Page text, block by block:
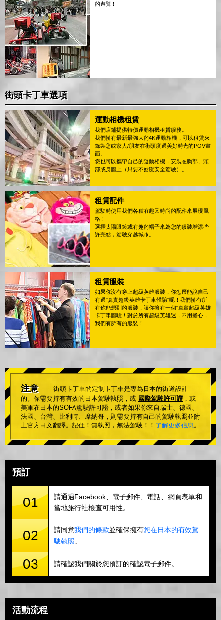
的遊覽！
街頭卡丁車選項
運動相機租賃
我們店鋪提供特價運動相機租賃服務。
我們擁有最新最強大的4K運動相機，可以租賃來
錄製您或家人/朋友在街頭度過美好時光的POV畫
面。
您也可以攜帶自己的運動相機，安裝在胸部、頭
部或身體上（只要不妨礙安全駕駛）。
租賃配件
駕駛時使用我們各種有趣又時尚的配件來展現風
格！
選擇太陽眼鏡或有趣的帽子來為您的服裝增添些
許亮點，駕駛穿越城市。
租賃服裝
如果你沒有穿上超級英雄服裝，你怎麼能說自己
有過"真實超級英雄卡丁車體驗"呢！我們擁有所
有你能想到的服裝，讓你擁有一個"真實超級英雄
卡丁車體驗！對於所有超級英雄迷，不用擔心，
我們有所有的服裝！
注意
街頭卡丁車的定制卡丁車是專為日本的街道設計
的。你需要持有有效的日本駕駛執照，或 國際駕駛許可證，或
美軍在日本的SOFA駕駛許可證，或者如果你來自瑞士、德國、
法國、台灣、比利時、摩納哥，則需要持有自己的駕駛執照並附
上官方日文翻譯。記住！無執照，無法駕駛！！ 了解更多信息。
預訂
01
請通過Facebook、電子郵件、電話、網頁表單和
當地旅行社檢查可用性。
02 請同意我們的條款並確保擁有您在日本的有效駕
駛執照。
03 請確認我們關於您預訂的確認電子郵件。
活動流程